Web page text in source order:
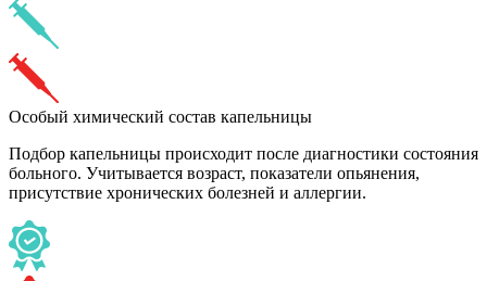
Особый химический состав капельницы
Подбор капельницы происходит после диагностики состояния
больного. Учитывается возраст, показатели опьянения,
присутствие хронических болезней и аллергии.